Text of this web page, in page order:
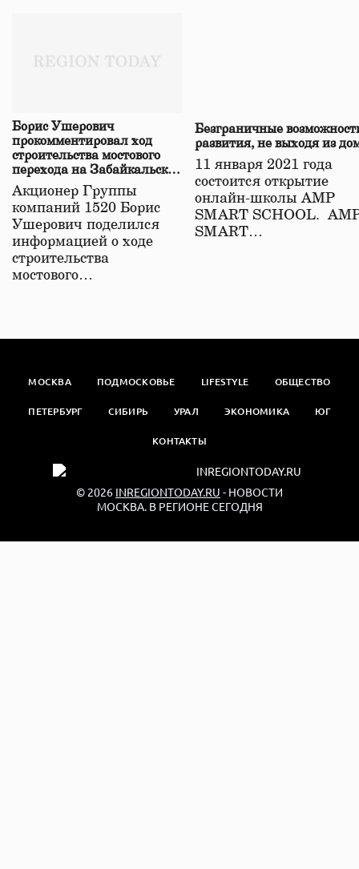
Борис Ушерович
прокомментировал ход
строительства мостового
перехода на Забайкальской
железной дороге
Акционер Группы
компаний 1520 Борис
Ушерович поделился
информацией о ходе
строительства
мостового…
Безграничные
развития, не выходя из
11 января 2021 года
состоится открытие
онлайн-школы АМР
SMART SCHOOL.
SMART…
МОСКВА ПОДМОСКОВЬЕ LIFESTYLE ОБЩЕСТВО
ПЕТЕРБУРГ СИБИРЬ УРАЛ ЭКОНОМИКА ЮГ
КОНТАКТЫ
© 2026 INREGIONTODAY.RU - НОВОСТИ
МОСКВА. В РЕГИОНЕ СЕГОДНЯ